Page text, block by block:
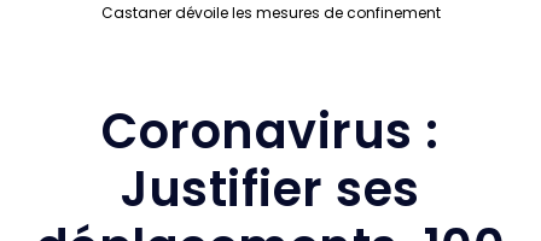
Castaner dévoile les mesures de confinement
Coronavirus :
Justifier ses